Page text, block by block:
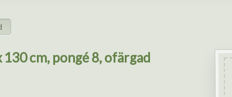
130 cm, pongé 8, ofärgad